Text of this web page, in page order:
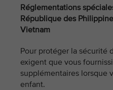
Réglementations
République des
Vietnam
Pour protéger la sécurité
exigent que vous
supplémentaires lorsque
enfant.